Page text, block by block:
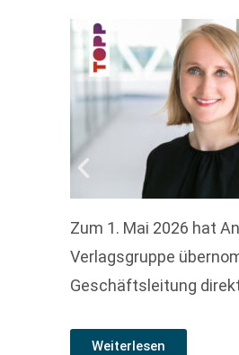
Zum 1. Mai 2026 hat
Verlagsgruppe
Geschäftsleitung
Weiterlesen